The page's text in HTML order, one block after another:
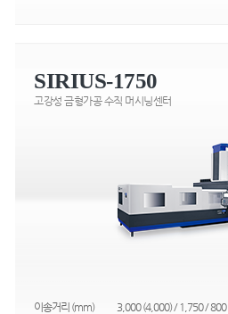
SIRIUS-1750
고강성 금형가공 수직 머시닝센터
이송거리 (mm)
3,000 (4,000) / 1,750 / 800